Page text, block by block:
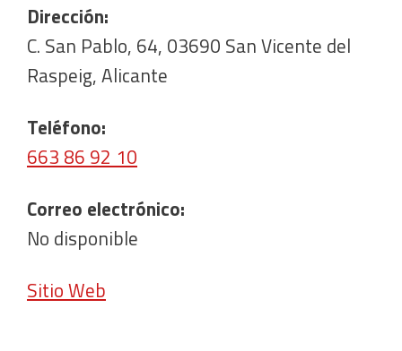
Dirección:
C. San Pablo, 64, 03690 San Vicente del
Raspeig, Alicante
Teléfono:
663 86 92 10
Correo electrónico:
No disponible
Sitio Web